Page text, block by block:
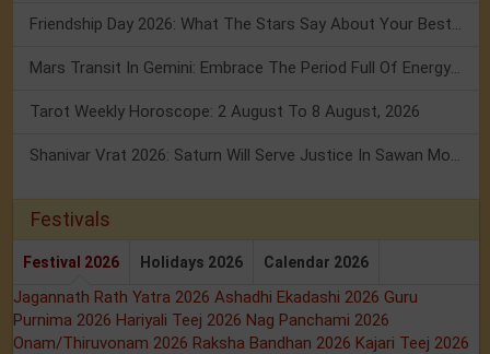
Tarot Weekly Horoscope: 2 August To 8 August, 2026
Festivals
Festival 2026 Holidays 2026 Calendar 2026
Jagannath Rath Yatra 2026 Ashadhi Ekadashi 2026 Guru
Purnima 2026 Hariyali Teej 2026 Nag Panchami 2026
Onam/Thiruvonam 2026 Raksha Bandhan 2026 Kajari Teej 2026